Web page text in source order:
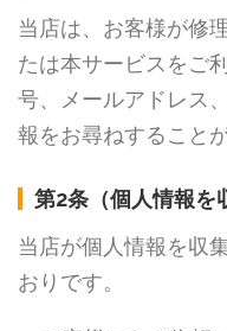
当店は、お客様が修
たは本サービスをご
号、メールアドレス
報をお尋ねすること
第2条（個人情報を
当店が個人情報を収
おりです。